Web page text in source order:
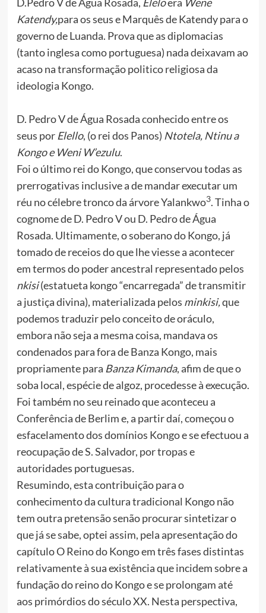
Katendy,para os seus e Marquês de Katendy para o
governo de Luanda. Prova que as diplomacias
(tanto inglesa como portuguesa) nada deixavam ao
acaso na transformação politico religiosa da
ideologia Kongo.
D. Pedro V de Água Rosada conhecido entre os
seus por Elello, (o rei dos Panos) Ntotela, Ntinu a
Kongo e Weni W’ezulu.
Foi o último rei do Kongo, que conservou todas as
prerrogativas inclusive a de mandar executar um
réu no célebre tronco da árvore Yalankwo3. Tinha o
cognome de D. Pedro V ou D. Pedro de Água
Rosada. Ultimamente, o soberano do Kongo, já
tomado de receios do que lhe viesse a acontecer
em termos do poder ancestral representado pelos
nkisi(estatueta kongo “encarregada” de transmitir
a justiça divina), materializada pelos minkisi,que
podemos traduzir pelo conceito de oráculo,
embora não seja a mesma coisa, mandava os
condenados para fora de Banza Kongo, mais
propriamente para Banza Kimanda, afim de que o
soba local, espécie de algoz, procedesse à execução.
Foi também no seu reinado que aconteceu a
Conferência de Berlim e, a partir daí, começou o
esfacelamento dos domínios Kongo e se efectuou a
reocupação de S. Salvador, por tropas e
autoridades portuguesas.
Resumindo, esta contribuição para o
conhecimento da cultura tradicional Kongo não
tem outra pretensão senão procurar sintetizar o
que já se sabe, optei assim, pela apresentação do
capítulo O Reino do Kongo em três fases distintas
relativamente à sua existência que incidem sobre a
fundação do reino do Kongo e se prolongam até
aos primórdios do século XX. Nesta perspectiva,